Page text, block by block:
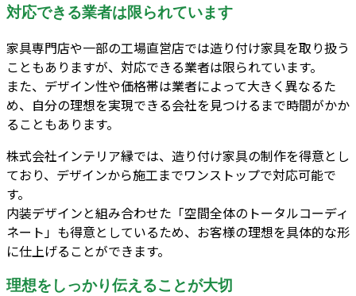
対応できる業者は限られています
家具専門店や一部の工場直営店では造り付け家具を取り扱う
こともありますが、対応できる業者は限られています。
また、デザイン性や価格帯は業者によって大きく異なるた
め、自分の理想を実現できる会社を見つけるまで時間がかか
ることもあります。
株式会社インテリア縁では、造り付け家具の制作を得意とし
ており、デザインから施工までワンストップで対応可能で
す。
内装デザインと組み合わせた「空間全体のトータルコーディ
ネート」も得意としているため、お客様の理想を具体的な形
に仕上げることができます。
理想をしっかり伝えることが大切